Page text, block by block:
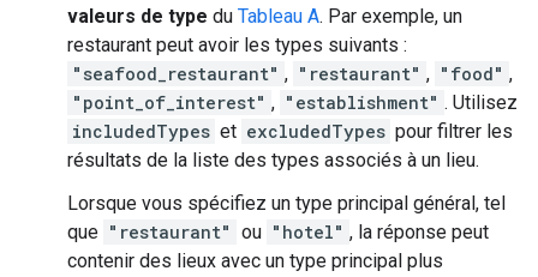
valeurs de type du Tableau A. Par exemple, un
restaurant peut avoir les types suivants :
"seafood_restaurant" , "restaurant" , "food" ,
"point_of_interest" , "establishment" . Utilisez
includedTypes et excludedTypes pour filtrer les
résultats de la liste des types associés à un lieu.
Lorsque vous spécifiez un type principal général, tel
que "restaurant" ou "hotel" , la réponse peut
contenir des lieux avec un type principal plus